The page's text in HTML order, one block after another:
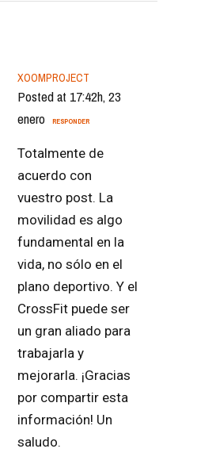
XOOMPROJECT
Posted at 17:42h, 23
enero
RESPONDER
Totalmente de
acuerdo con
vuestro post. La
movilidad es algo
fundamental en la
vida, no sólo en el
plano deportivo. Y el
CrossFit puede ser
un gran aliado para
trabajarla y
mejorarla. ¡Gracias
por compartir esta
información! Un
saludo.